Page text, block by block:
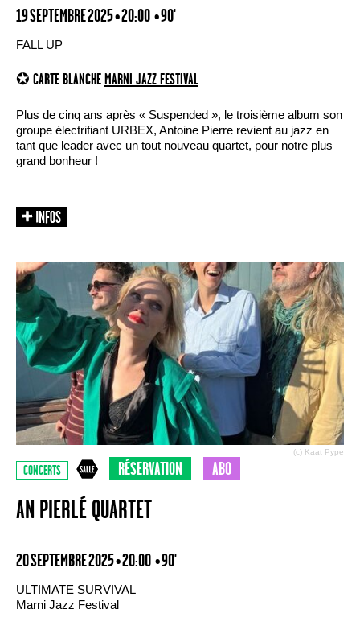
19 SEPTEMBRE 2025 • 20:00 • 90'
FALL UP
✪ CARTE BLANCHE MARNI JAZZ FESTIVAL
Plus de cinq ans après « Suspended », le troisième album son
groupe électrifiant URBEX, Antoine Pierre revient au jazz en
tant que leader avec un tout nouveau quartet, pour notre plus
grand bonheur !
(c) Kaat Pype
CONCERTS RÉSERVATION ABO
AN PIERLÉ QUARTET
20 SEPTEMBRE 2025 • 20:00 • 90'
ULTIMATE SURVIVAL
Marni Jazz Festival